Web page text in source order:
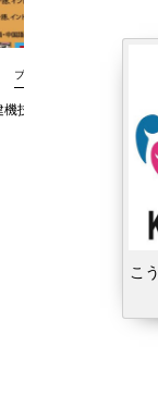
ブログ
技能センター
こ